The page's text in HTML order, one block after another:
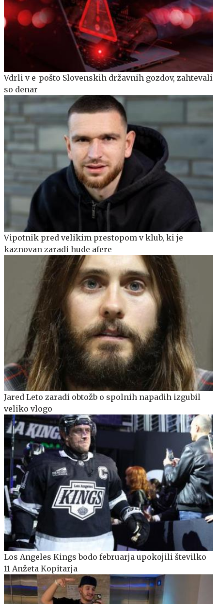
Vdrli v e-pošto Slovenskih državnih gozdov, zahtevali
so denar
Vipotnik pred velikim prestopom v klub, ki je
kaznovan zaradi hude afere
Jared Leto zaradi obtožb o spolnih napadih izgubil
veliko vlogo
Los Angeles Kings bodo februarja upokojili številko
11 Anžeta Kopitarja